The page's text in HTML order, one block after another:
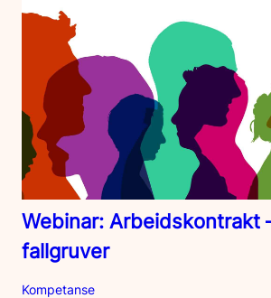
Webinar: Arbeidskontrakt
fallgruver
Kompetanse